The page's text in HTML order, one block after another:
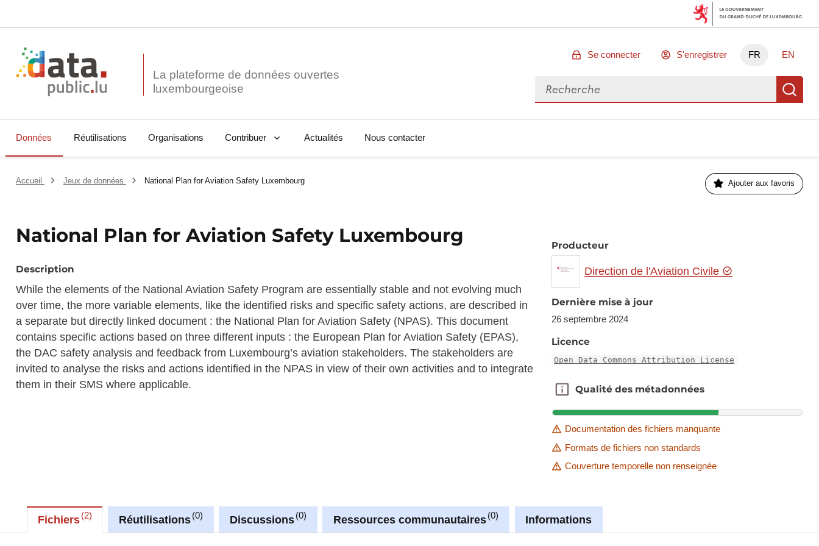
La plateforme de données ouvertes
Se connecter S'enregistrer FR EN
Rechercher des données
Données Réutilisations Organisations Contribuer Actualités Nous contacter
Accueil Jeux de données National Plan for Aviation Safety Luxembourg Ajouter aux favoris
National Plan for Aviation Safety Luxembourg
Description
While the elements of the National Aviation Safety Program are essentially stable and not evolving much
over time, the more variable elements, like the identified risks and specific safety actions, are described in
a separate but directly linked document : the National Plan for Aviation Safety (NPAS). This document
contains specific actions based on three different inputs : the European Plan for Aviation Safety (EPAS),
the DAC safety analysis and feedback from Luxembourg’s aviation stakeholders. The stakeholders are
invited to analyse the risks and actions identified in the NPAS in view of their own activities and to integrate
them in their SMS where applicable.
Producteur
Direction de l'Aviation Civile
Dernière mise à jour
26 septembre 2024
Licence
Open Data Commons Attribution License
Qualité des métadonnées
Qualité des métadonnées
Documentation des fichiers manquante
Formats de fichiers non standards
Couverture temporelle non renseignée
Fichiers 2 Réutilisations 0 Discussions 0 Ressources communautaires 0 Informations